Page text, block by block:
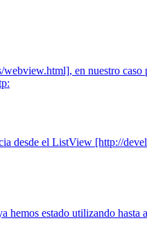
en nuestro caso
desde el ListView [http://
estado utilizando